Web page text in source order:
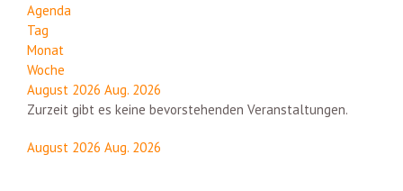
Agenda
Tag
Monat
Woche
August 2026 Aug. 2026
Zurzeit gibt es keine bevorstehenden Veranstaltungen.
August 2026 Aug. 2026